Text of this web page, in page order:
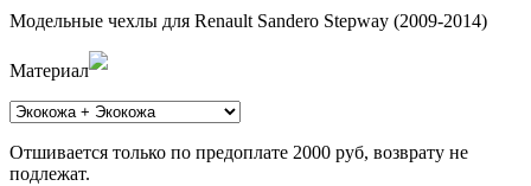
Модельные чехлы для Renault Sandero Stepway (2009-2014)
Материал
Отшивается только по предоплате 2000 руб, возврату не
подлежат.